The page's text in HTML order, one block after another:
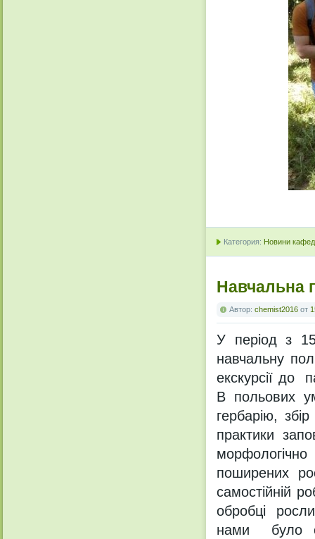
Категория: Новини
Навчальна
Автор: chemist2016 от
У період з
навчальну
екскурсії до
В польових
гербарію,
практики
поширених
самостійній
обробці
нами було